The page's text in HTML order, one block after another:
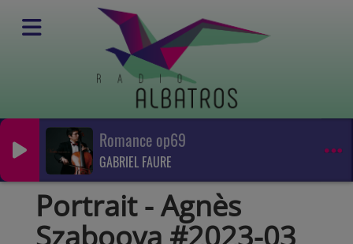
Romance op69
GABRIEL FAURE
Podcasts Portrait
Portrait - Agnès